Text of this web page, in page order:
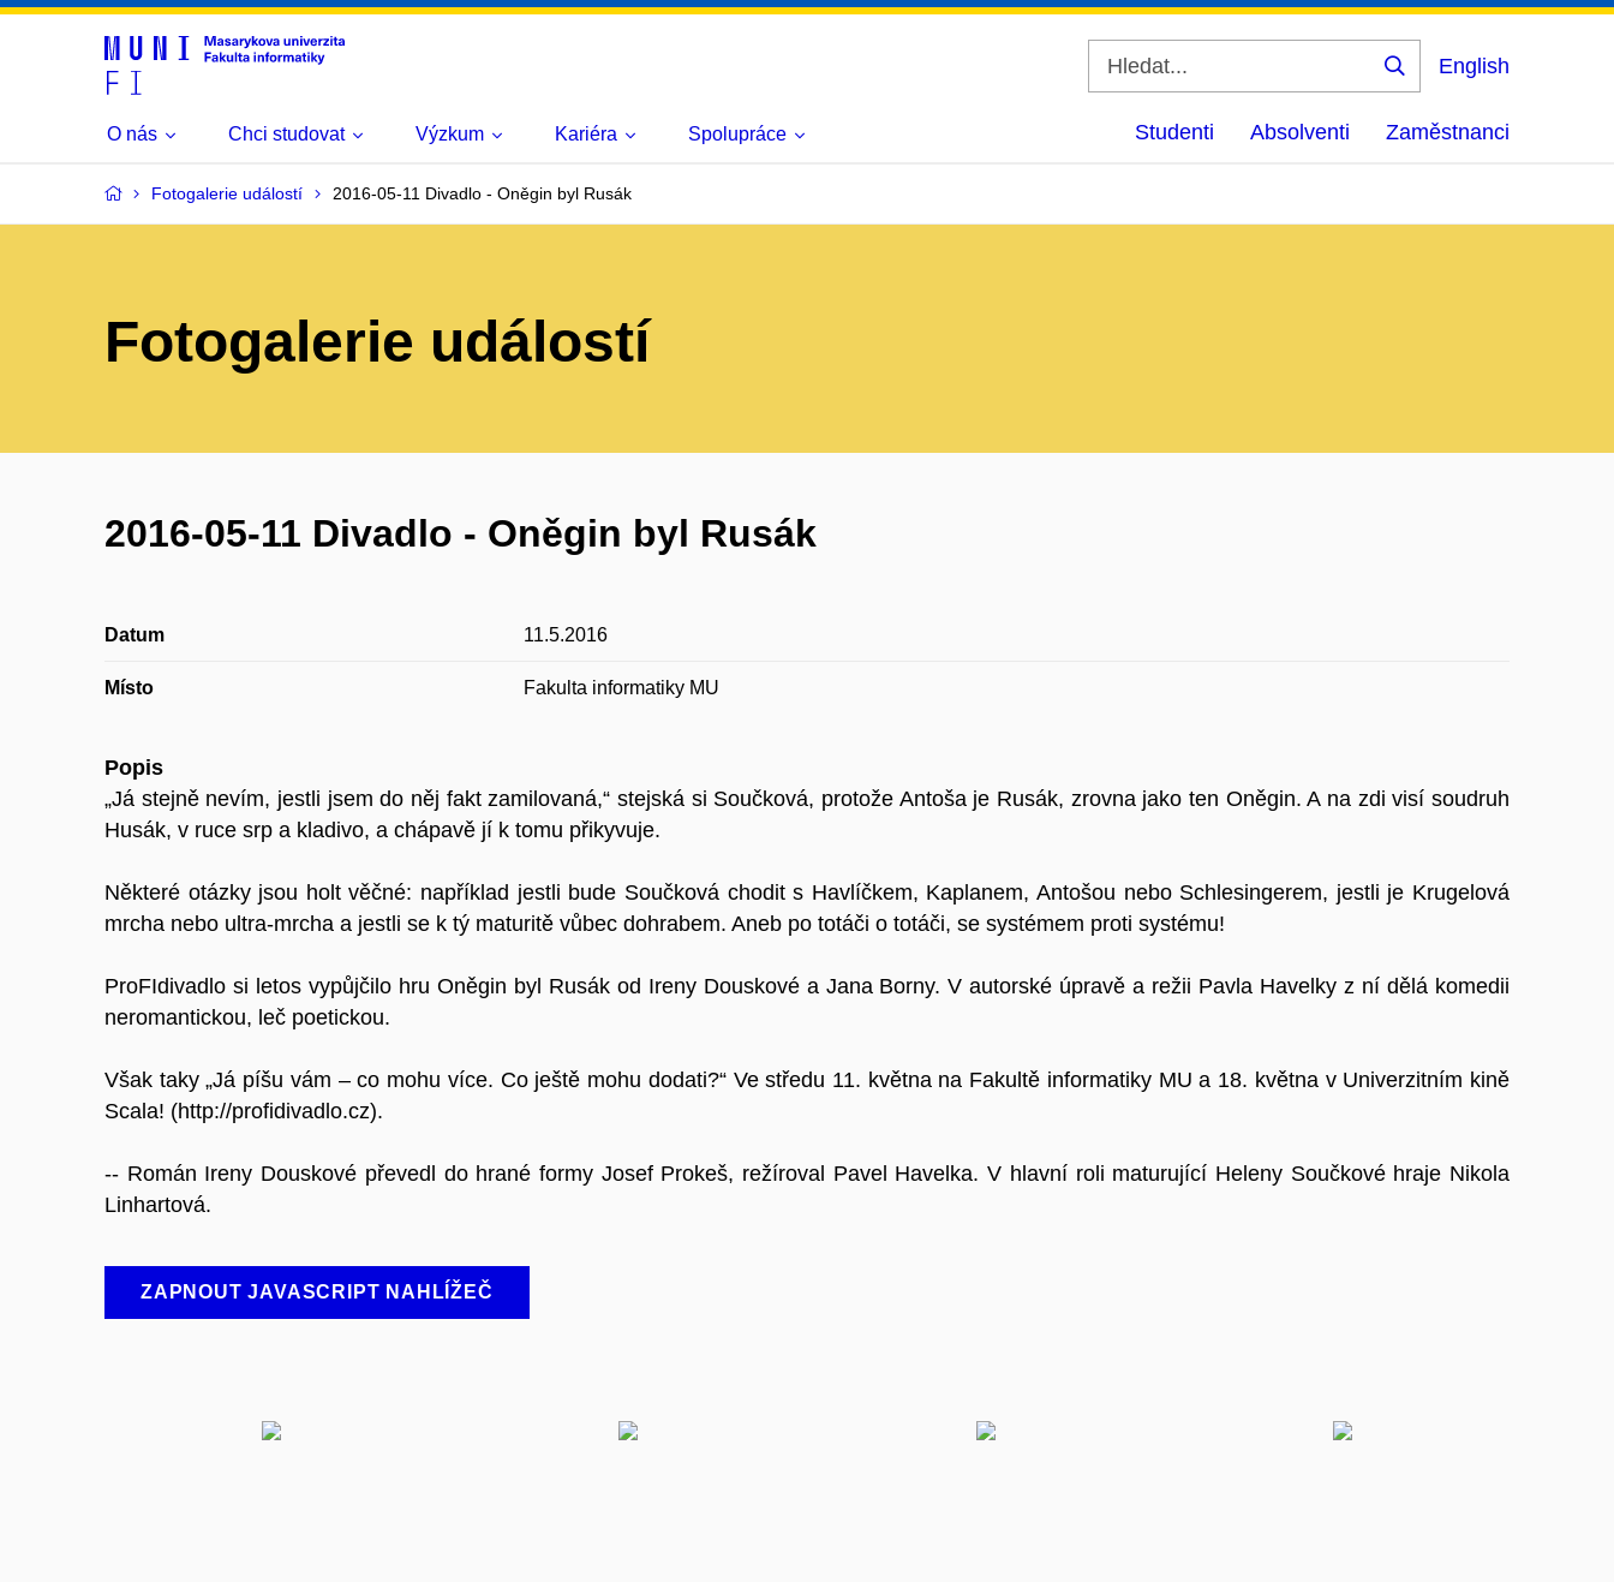
Vyhledat
English
O nás Chci studovat Výzkum Kariéra Spolupráce Studenti Absolventi Zaměstnanci
Fotogalerie událostí 2016-05-11 Divadlo - Oněgin byl Rusák
Fotogalerie událostí
2016-05-11 Divadlo - Oněgin byl Rusák
Datum 11.5.2016
Místo Fakulta informatiky MU
Popis
„Já stejně nevím, jestli jsem do něj fakt zamilovaná,“ stejská si Součková, protože Antoša je Rusák, zrovna jako ten Oněgin. A na zdi visí soudruh
Husák, v ruce srp a kladivo, a chápavě jí k tomu přikyvuje.
Některé otázky jsou holt věčné: například jestli bude Součková chodit s Havlíčkem, Kaplanem, Antošou nebo Schlesingerem, jestli je Krugelová
mrcha nebo ultra-mrcha a jestli se k tý maturitě vůbec dohrabem. Aneb po totáči o totáči, se systémem proti systému!
ProFIdivadlo si letos vypůjčilo hru Oněgin byl Rusák od Ireny Douskové a Jana Borny. V autorské úpravě a režii Pavla Havelky z ní dělá komedii
neromantickou, leč poetickou.
Však taky „Já píšu vám – co mohu více. Co ještě mohu dodati?“ Ve středu 11. května na Fakultě informatiky MU a 18. května v Univerzitním kině
Scala! (http://profidivadlo.cz).
-- Román Ireny Douskové převedl do hrané formy Josef Prokeš, režíroval Pavel Havelka. V hlavní roli maturující Heleny Součkové hraje Nikola
Linhartová.
ZAPNOUT JAVASCRIPT NAHLÍŽEČ